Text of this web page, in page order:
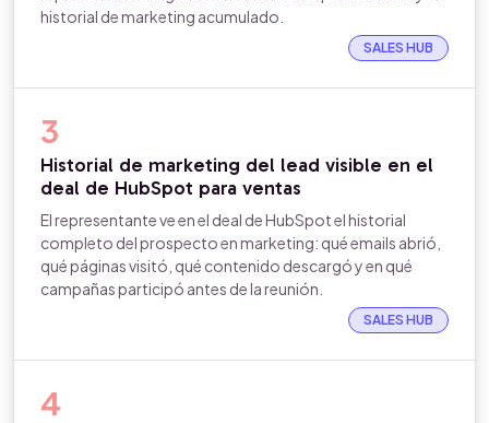
historial de marketing acumulado.
SALES HUB
3
Historial de marketing del lead visible en el
deal de HubSpot para ventas
El representante ve en el deal de HubSpot el historial
completo del prospecto en marketing: qué emails abrió,
qué páginas visitó, qué contenido descargó y en qué
campañas participó antes de la reunión.
SALES HUB
4